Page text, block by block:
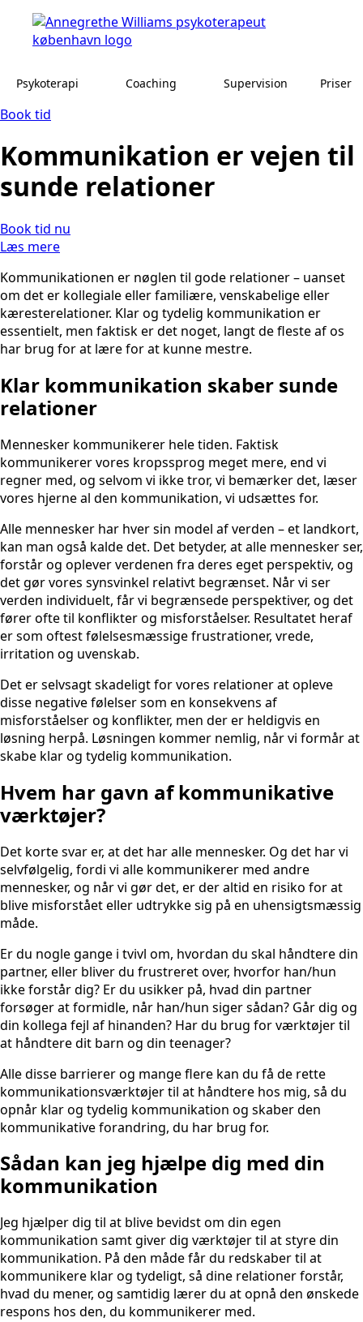
Psykoterapi Coaching Supervision Priser
Book tid
Kommunikation er vejen til
sunde relationer
Book tid nu
Læs mere
Kommunikationen er nøglen til gode relationer – uanset
om det er kollegiale eller familiære, venskabelige eller
kæresterelationer. Klar og tydelig kommunikation er
essentielt, men faktisk er det noget, langt de fleste af os
har brug for at lære for at kunne mestre.
Klar kommunikation skaber sunde
relationer
Mennesker kommunikerer hele tiden. Faktisk
kommunikerer vores kropssprog meget mere, end vi
regner med, og selvom vi ikke tror, vi bemærker det, læser
vores hjerne al den kommunikation, vi udsættes for.
Alle mennesker har hver sin model af verden – et landkort,
kan man også kalde det. Det betyder, at alle mennesker ser,
forstår og oplever verdenen fra deres eget perspektiv, og
det gør vores synsvinkel relativt begrænset. Når vi ser
verden individuelt, får vi begrænsede perspektiver, og det
fører ofte til konflikter og misforståelser. Resultatet heraf
er som oftest følelsesmæssige frustrationer, vrede,
irritation og uvenskab.
Det er selvsagt skadeligt for vores relationer at opleve
disse negative følelser som en konsekvens af
misforståelser og konflikter, men der er heldigvis en
løsning herpå. Løsningen kommer nemlig, når vi formår at
skabe klar og tydelig kommunikation.
Hvem har gavn af kommunikative
værktøjer?
Det korte svar er, at det har alle mennesker. Og det har vi
selvfølgelig, fordi vi alle kommunikerer med andre
mennesker, og når vi gør det, er der altid en risiko for at
blive misforstået eller udtrykke sig på en uhensigtsmæssig
måde.
Er du nogle gange i tvivl om, hvordan du skal håndtere din
partner, eller bliver du frustreret over, hvorfor han/hun
ikke forstår dig? Er du usikker på, hvad din partner
forsøger at formidle, når han/hun siger sådan? Går dig og
din kollega fejl af hinanden? Har du brug for værktøjer til
at håndtere dit barn og din teenager?
Alle disse barrierer og mange flere kan du få de rette
kommunikationsværktøjer til at håndtere hos mig, så du
opnår klar og tydelig kommunikation og skaber den
kommunikative forandring, du har brug for.
Sådan kan jeg hjælpe dig med din
kommunikation
Jeg hjælper dig til at blive bevidst om din egen
kommunikation samt giver dig værktøjer til at styre din
kommunikation. På den måde får du redskaber til at
kommunikere klar og tydeligt, så dine relationer forstår,
hvad du mener, og samtidig lærer du at opnå den ønskede
respons hos den, du kommunikerer med.